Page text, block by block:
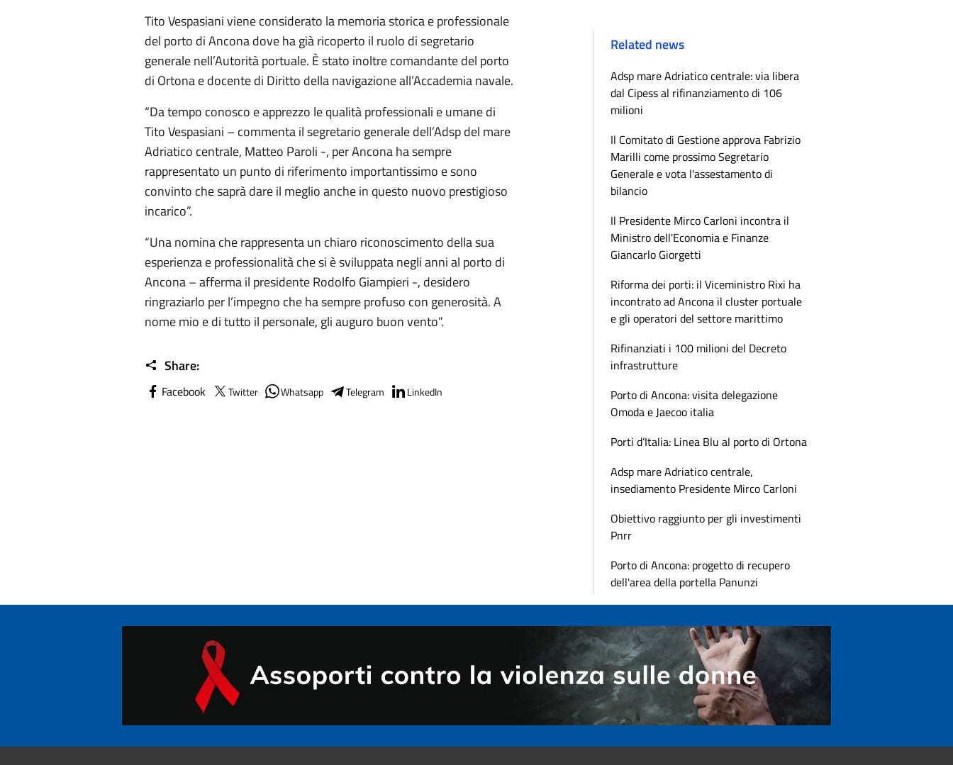
Tito Vespasiani viene considerato la memoria storica e professionale
del porto di Ancona dove ha già ricoperto il ruolo di segretario
generale nell’Autorità portuale. È stato inoltre comandante del porto
di Ortona e docente di Diritto della navigazione all’Accademia navale.
“Da tempo conosco e apprezzo le qualità professionali e umane di
Tito Vespasiani – commenta il segretario generale dell’Adsp del mare
Adriatico centrale, Matteo Paroli -, per Ancona ha sempre
rappresentato un punto di riferimento importantissimo e sono
convinto che saprà dare il meglio anche in questo nuovo prestigioso
incarico”.
“Una nomina che rappresenta un chiaro riconoscimento della sua
esperienza e professionalità che si è sviluppata negli anni al porto di
Ancona – afferma il presidente Rodolfo Giampieri -, desidero
ringraziarlo per l’impegno che ha sempre profuso con generosità. A
nome mio e di tutto il personale, gli auguro buon vento”.
Share:
Facebook Twitter Whatsapp Telegram LinkedIn
Related news
Adsp mare Adriatico centrale: via libera
dal Cipess al rifinanziamento di 106
milioni
Il Comitato di Gestione approva Fabrizio
Marilli come prossimo Segretario
Generale e vota l'assestamento di
bilancio
Il Presidente Mirco Carloni incontra il
Ministro dell'Economia e Finanze
Giancarlo Giorgetti
Riforma dei porti: il Viceministro Rixi ha
incontrato ad Ancona il cluster portuale
e gli operatori del settore marittimo
Rifinanziati i 100 milioni del Decreto
infrastrutture
Porto di Ancona: visita delegazione
Omoda e Jaecoo italia
Porti d’Italia: Linea Blu al porto di Ortona
Adsp mare Adriatico centrale,
insediamento Presidente Mirco Carloni
Obiettivo raggiunto per gli investimenti
Pnrr
Porto di Ancona: progetto di recupero
dell'area della portella Panunzi